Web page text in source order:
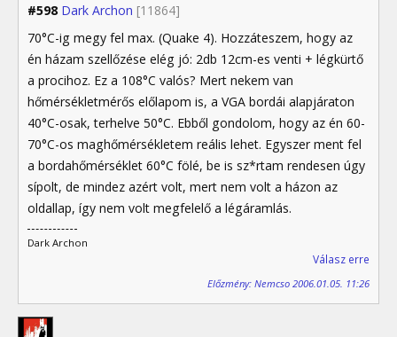
#598 Dark Archon [11864]
70°C-ig megy fel max. (Quake 4). Hozzáteszem, hogy az
én házam szellőzése elég jó: 2db 12cm-es venti + légkürtő
a procihoz. Ez a 108°C valós? Mert nekem van
hőmérsékletmérős előlapom is, a VGA bordái alapjáraton
40°C-osak, terhelve 50°C. Ebből gondolom, hogy az én 60-
70°C-os maghőmérsékletem reális lehet. Egyszer ment fel
a bordahőmérséklet 60°C fölé, be is sz*rtam rendesen úgy
sípolt, de mindez azért volt, mert nem volt a házon az
oldallap, így nem volt megfelelő a légáramlás.
Dark Archon
Válasz erre
Előzmény: Nemcso 2006.01.05. 11:26